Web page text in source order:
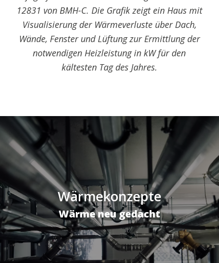
12831 von BMH-C. Die Grafik zeigt ein Haus mit
Visualisierung der Wärmeverluste über Dach,
Wände, Fenster und Lüftung zur Ermittlung der
notwendigen Heizleistung in kW für den
kältesten Tag des Jahres.
Wärmekonzepte
Wärme neu gedacht